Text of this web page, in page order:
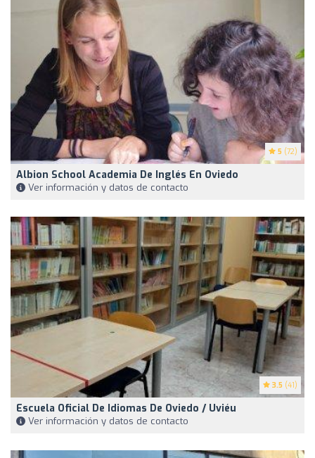
5 (72)
Albion School Academia De Inglés En Oviedo
Ver información y datos de contacto
3.5 (41)
Escuela Oficial De Idiomas De Oviedo / Uviéu
Ver información y datos de contacto